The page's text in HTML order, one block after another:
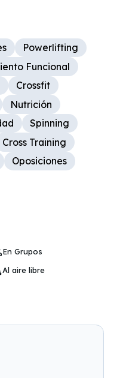
Powerlifting
Funcional
Crossfit
Nutrición
Spinning
Cross Training
Oposiciones
En Grupos
Al aire libre